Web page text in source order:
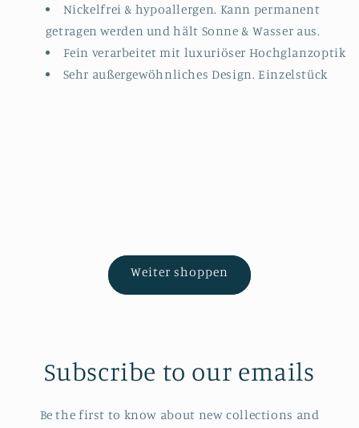
Nickelfrei & hypoallergen. Kann permanent
getragen werden und hält Sonne & Wasser aus.
Fein verarbeitet mit luxuriöser Hochglanzoptik
Sehr außergewöhnliches Design. Einzelstück
Weiter shoppen
Subscribe to our emails
Be the first to know about new collections and